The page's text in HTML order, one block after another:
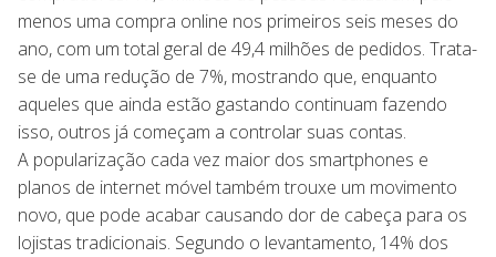
menos uma compra online nos primeiros seis meses do
ano, com um total geral de 49,4 milhões de pedidos. Trata-
se de uma redução de 7%, mostrando que, enquanto
aqueles que ainda estão gastando continuam fazendo
isso, outros já começam a controlar suas contas.
A popularização cada vez maior dos smartphones e
planos de internet móvel também trouxe um movimento
novo, que pode acabar causando dor de cabeça para os
lojistas tradicionais. Segundo o levantamento, 14% dos